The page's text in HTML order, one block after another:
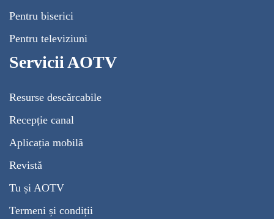
Pentru biserici
Pentru televiziuni
Servicii AOTV
Resurse descărcabile
Recepție canal
Aplicația mobilă
Revistă
Tu și AOTV
Termeni și condiții